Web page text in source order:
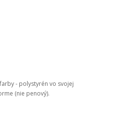
- polystyrén vo svojej
(nie penový).